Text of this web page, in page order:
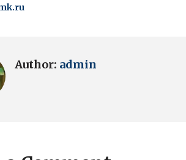
Author: admin